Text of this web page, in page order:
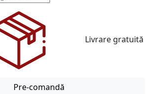
Livrare gratuită
Pre-comandă